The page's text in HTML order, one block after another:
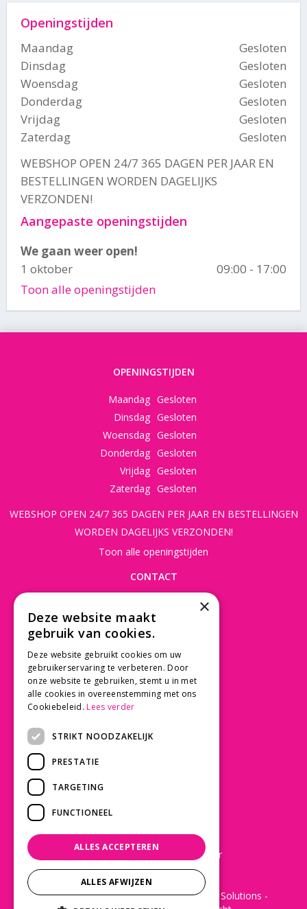
Openingstijden
Maandag
Gesloten
Dinsdag
Gesloten
Woensdag
Gesloten
Donderdag
Gesloten
Vrijdag
Gesloten
Zaterdag
Gesloten
WEBSHOP OPEN 24/7 365 DAGEN PER JAAR EN
BESTELLINGEN WORDEN DAGELIJKS
VERZONDEN!
Aangepaste openingstijden
We gaan weer open!
1 oktober
09:00 - 17:00
Toon alle openingstijden
OPENINGSTIJDEN
Maandag Gesloten
Dinsdag Gesloten
Woensdag Gesloten
Donderdag Gesloten
Vrijdag Gesloten
Zaterdag Gesloten
WEBSHOP OPEN 24/7 365 DAGEN PER JAAR EN BESTELLINGEN
WORDEN DAGELIJKS VERZONDEN!
Toon alle openingstijden
CONTACT
3997 MK 't Goy
030 - 60 11 365
info@tuincentrumdebruijn.nl
Betaalinformatie
Laat een Google review achter
© 2022 - De Bruijn Tuincentrum -Green Solutions -
×
Deze website maakt
gebruik van cookies.
Deze website gebruikt cookies om uw
gebruikerservaring te verbeteren. Door
onze website te gebruiken, stemt u in met
alle cookies in overeenstemming met ons
Cookiebeleid. Lees verder
STRIKT NOODZAKELIJK
PRESTATIE
TARGETING
FUNCTIONEEL
ALLES ACCEPTEREN
ALLES AFWIJZEN